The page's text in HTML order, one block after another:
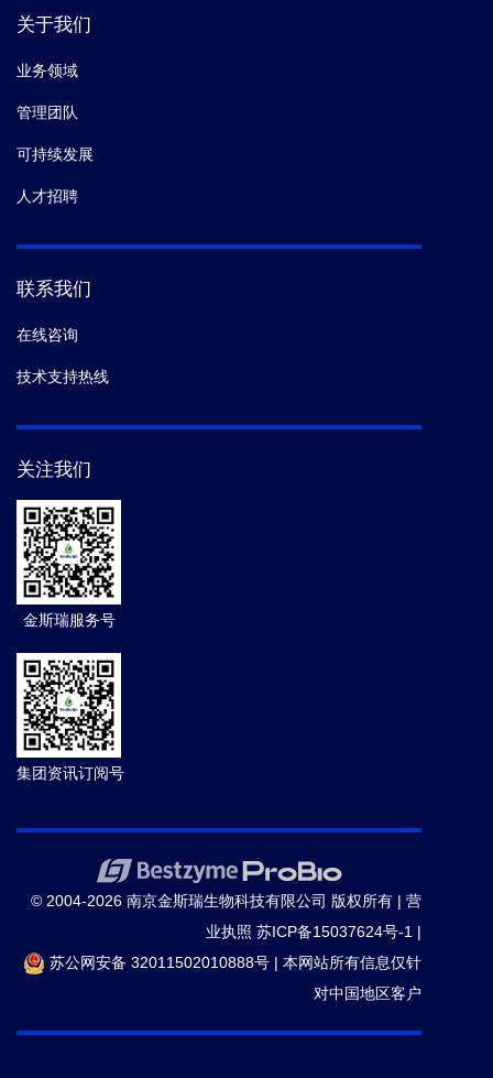
关于我们
业务领域
管理团队
可持续发展
人才招聘
联系我们
在线咨询
技术支持热线
关注我们
金斯瑞服务号
集团资讯订阅号
© 2004-2026 南京金斯瑞生物科技有限公司 版权所有 | 营
业执照 苏ICP备15037624号-1 |
苏公网安备 32011502010888号 | 本网站所有信息仅针
对中国地区客户